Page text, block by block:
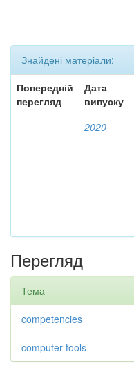
Знайдені матеріали:
Попередній
перегляд
Дата
випуску
2020
Перегляд
Тема
competencies
computer tools